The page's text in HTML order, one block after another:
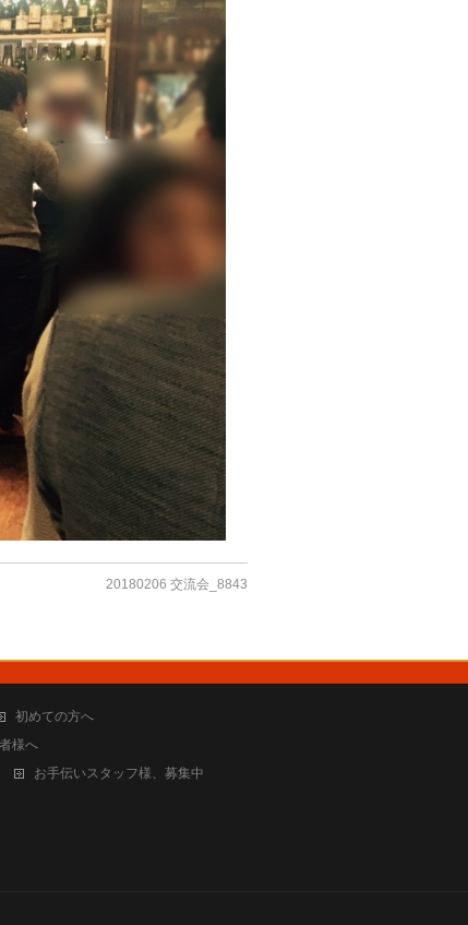
20180206 交流会_8843
初めての方へ
様へ
お手伝いスタッフ様、募集中